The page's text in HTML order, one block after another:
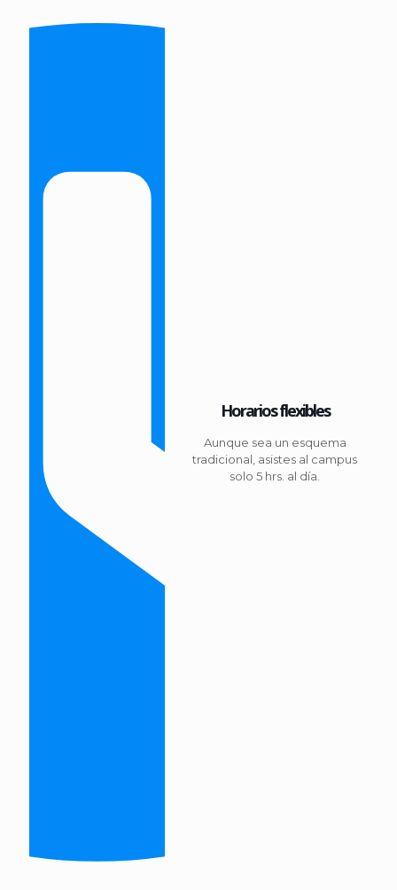
Horarios flexibles
Aunque sea un esquema
tradicional, asistes al campus
solo 5 hrs. al día.